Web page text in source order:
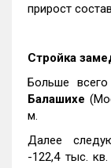
прирост
Стройка
Больше
Балашихе
м.
Далее
-122,4 тыс.